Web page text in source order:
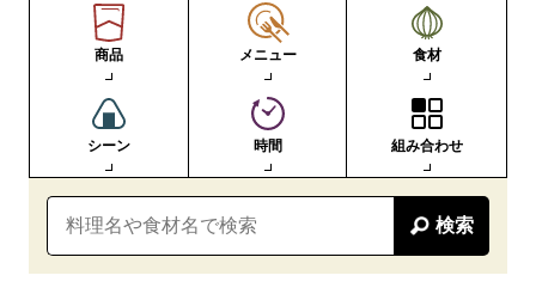
商品 メニュー 食材
シーン 時間 組み合わせ
検索